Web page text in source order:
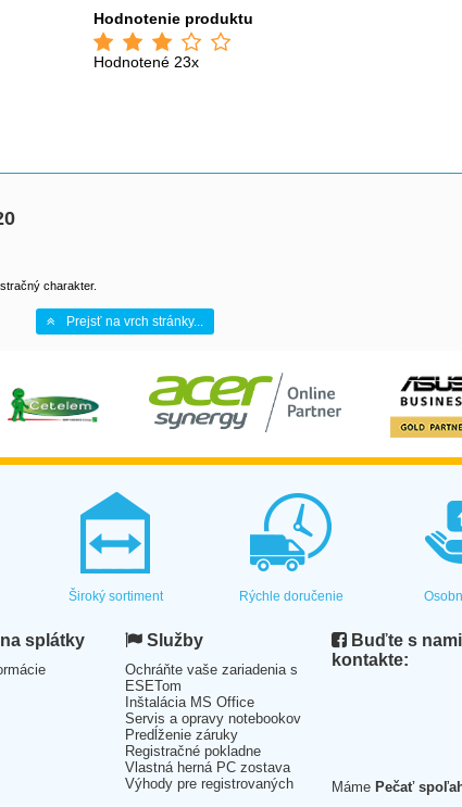
Hodnotenie produktu
Hodnotené 23x
charakter.
Prejsť na vrch stránky...
Široký sortiment Rýchle doručenie
splátky Služby
Ochráňte vaše zariadenia s
ESETom
Inštalácia MS Office
Servis a opravy notebookov
Predĺženie záruky
Registračné pokladne
Vlastná herná PC zostava
Výhody pre registrovaných
Buďte s
kontakte:
Máme Pečať